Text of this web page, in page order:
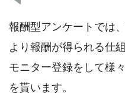
報酬型アンケートでは
より報酬が得られる仕
モニター登録をして様
を貰います。